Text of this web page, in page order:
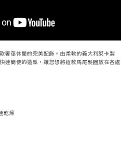
奢華休閒的完美配飾。由柔軟的義大利萊卡製
速簡便的造型，讓您想將這款馬尾髮圈放在各處
乾燥